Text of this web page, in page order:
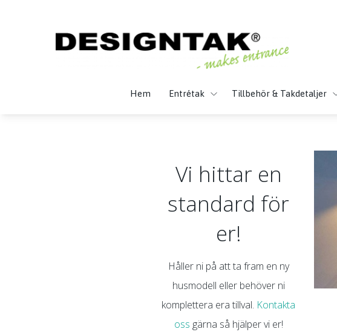
Hem Entrétak Tillbehör & Takdetaljer
Vi hittar en
standard för
er!
Håller ni på att ta fram en ny
husmodell eller behöver ni
komplettera era tillval. Kontakta
oss gärna så hjälper vi er!